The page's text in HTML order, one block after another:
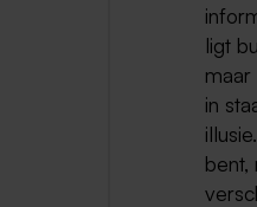
ligt
in
bent,